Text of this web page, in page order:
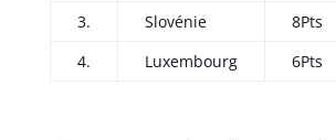
3.
Slovénie 8Pts
4.
Luxembourg 6Pts